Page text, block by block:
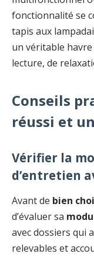
fonctionnalité se
tapis aux
un véritable
lecture, de
Conseils
réussi et
Vérifier la
d’entretien
Avant de bien
d’évaluer sa
avec dossiers qui
relevables et